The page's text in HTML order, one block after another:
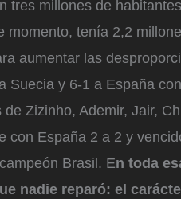
tres millones de
momento, tenía 2,2
aumentar las
Suecia y 6-1 a España
de Zizinho, Ademir, Jair,
con España 2 a 2 y
Brasil. En toda
nadie reparó: el